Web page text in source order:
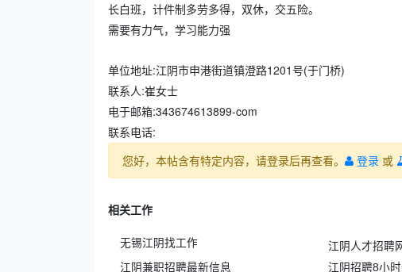
长白班，计件制多劳多得，双休，交五险。
需要有力气，学习能力强
单位地址:江阴市申港街道镇澄路1201号(于门桥)
联系人:崔女士
电于邮箱:343674613899-com
联系电话:
您好，本帖含有特定内容，请登录后再查看。
登录 或
相关工作
无锡江阴找工作 江阴人才招聘
江阴兼职招聘最新信息
江阴招聘8小